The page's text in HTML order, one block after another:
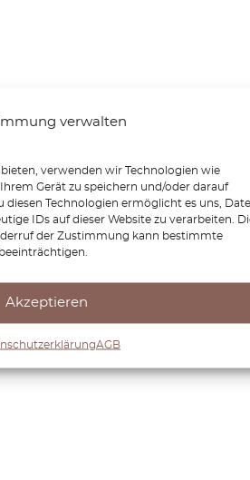
verwalten
verwenden wir Technologien wie
Gerät zu speichern und/oder darauf
diesen Technologien ermöglicht es uns,
IDs auf dieser Website zu verarbeiten.
der Zustimmung kann bestimmte
Akzeptieren
AGB